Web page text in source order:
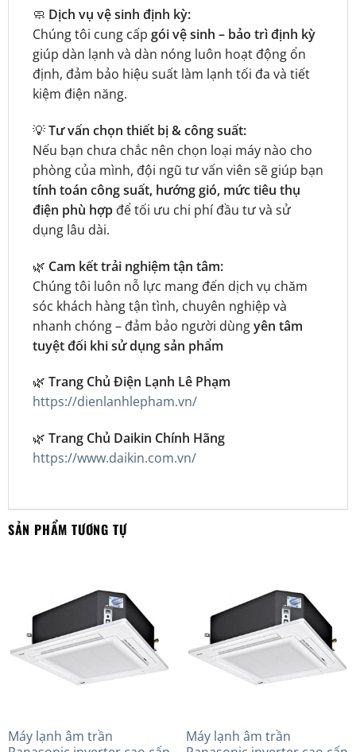
🧼 Dịch vụ vệ sinh định kỳ:
Chúng tôi cung cấp gói vệ sinh – bảo trì định kỳ
giúp dàn lạnh và dàn nóng luôn hoạt động ổn
định, đảm bảo hiệu suất làm lạnh tối đa và tiết
kiệm điện năng.
💡Tư vấn chọn thiết bị & công suất:
Nếu bạn chưa chắc nên chọn loại máy nào cho
phòng của mình, đội ngũ tư vấn viên sẽ giúp bạn
tính toán công suất, hướng gió, mức tiêu thụ
điện phù hợpđể tối ưu chi phí đầu tư và sử
dụng lâu dài.
🌿 Cam kết trải nghiệm tận tâm:
Chúng tôi luôn nỗ lực mang đến dịch vụ chăm
sóc khách hàng tận tình, chuyên nghiệp và
nhanh chóng – đảm bảo người dùngyên tâm
tuyệt đối khi sử dụng sản phẩm
🌿 Trang Chủ Điện Lạnh Lê Phạm
https://dienlanhlepham.vn/
🌿 Trang Chủ Daikin Chính Hãng
https://www.daikin.com.vn/
SẢN PHẨM TƯƠNG TỰ
Máy lạnh âm trần
Máy lạnh âm trần